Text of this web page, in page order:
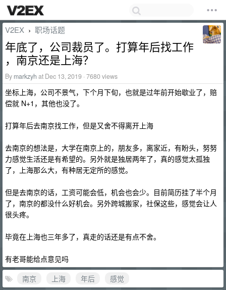
V2EX › 职场话题
年底了，公司裁员了。打算年后找工作
，南京还是上海？
By markzyh at Dec 13, 2019 · 7680 views
坐标上海，公司不景气，下个月下旬，也就是过年前开始歇业了，赔
偿就 N+1，其他也没了。
打算年后去南京找工作，但是又舍不得离开上海
去南京的想法是，大学在南京上的，朋友多，离家近，有盼头，努努
力感觉生活还是有希望的。另外就是独居两年了，真的感觉太孤独
了，上海那么大，有种居无定所的感觉。
但是去南京的话，工资可能会低，机会也会少。目前简历挂了半个月
了，南京的都没什么好机会。另外跨城搬家，社保这些，感觉会让人
很头疼。
毕竟在上海也三年多了，真走的话还是有点不舍。
有老哥能给点意见吗
南京
上海 年后
感觉